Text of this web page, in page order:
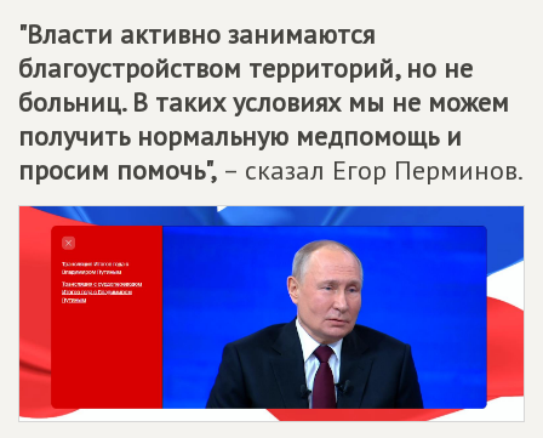
"Власти активно занимаются
благоустройством территорий, но не
больниц. В таких условиях мы не можем
получить нормальную медпомощь и
просим помочь", – сказал Егор Перминов.